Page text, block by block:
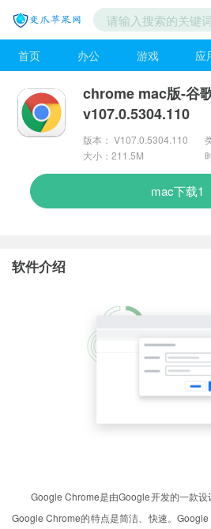
首页 办公 游戏 应
chrome mac版-谷
v107.0.5304.110
版本： V107.0.5304.110
大小：211.5M
mac下载1
软件介绍
Google Chrome是由Google开发的一款设
Google Chrome的特点是简洁、快速。